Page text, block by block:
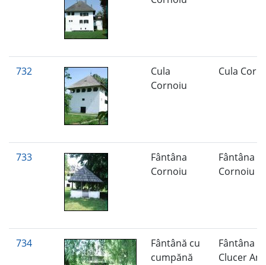
732
Cula
Cornoiu
Cula
733
Fântâna
Cornoiu
Fântâna
Cornoiu
734
Fântână cu
cumpănă
Fântâna
Clucer